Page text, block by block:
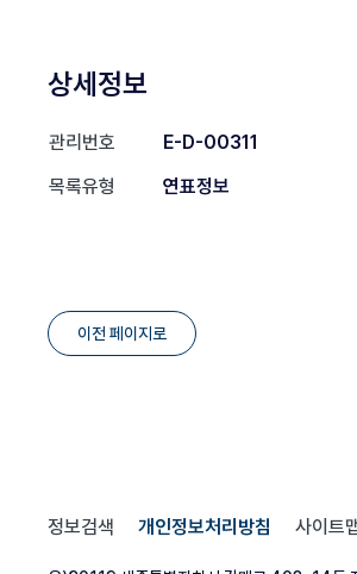
상세정보
관리번호
E-D-00311
목록유형
연표정보
이전 페이지로
정보검색 개인정보처리방침 사이트